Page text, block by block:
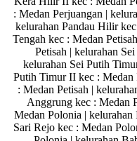
: Medan Perjuangan |
kelurahan Pandau Hilir
Tengah kec : Medan
Petisah | kelurahan
kelurahan Sei Putih
Putih Timur II kec : Medan
: Medan Petisah |
Anggrung kec : Medan
Medan Polonia |
Sari Rejo kec : Medan